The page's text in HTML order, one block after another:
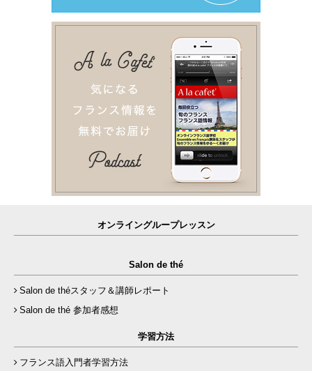
オンライングループレッスン
Salon de thé
Salon de théスタッフ＆講師レポート
Salon de thé 参加者感想
学習方法
フランス語入門者学習方法